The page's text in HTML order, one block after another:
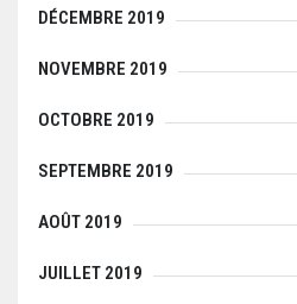
DÉCEMBRE 2019
NOVEMBRE 2019
OCTOBRE 2019
SEPTEMBRE 2019
AOÛT 2019
JUILLET 2019